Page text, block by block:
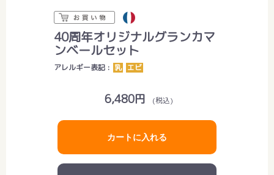
40周年オリジナルグランカマ
ンベールセット
アレルギー表記 : 乳 エビ
6,480円 (税込)
カートに入れる